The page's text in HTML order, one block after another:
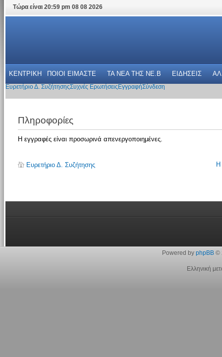
Τώρα είναι 20:59 pm 08 08 2026
ΚΕΝΤΡΙΚΗ ΠΟΙΟΙ ΕΙΜΑΣΤΕ ΤΑ ΝΕΑ THΣ NE.B ΕΙΔΗΣΕΙΣ
Ευρετήριο Δ. ΣυζήτησηςΣυχνές Ερωτήσεις ΕγγραφήΣύνδεση
Πληροφορίες
Η εγγραφές είναι προσωρινά απενεργοποιημένες.
Ευρετήριο Δ. Συζήτησης Η
Powered by phpBB©
Ελληνική